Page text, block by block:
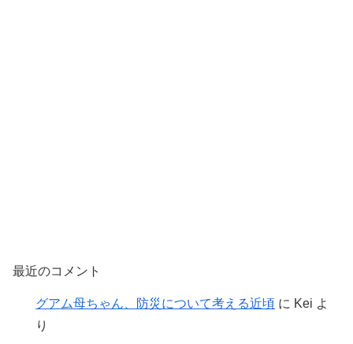
最近のコメント
グアム母ちゃん、防災について考える近頃 に Kei よ
り